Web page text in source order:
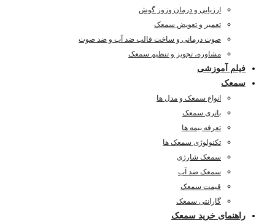
ارزیابی و درمان وزوز گوش
تعمیر و تعویض سمعک
صوت درمانی و ساخت قالب ضد آب و ضد صوت
مشاوره، تجویز و تنظیم سمعک
فیلم آموزشی
سمعک
انواع سمعک و مدل ها
باتری سمعک
تعرفه بیمه ها
تکنولوژی سمعک ها
سمعک شارژی
سمعک ضد آب
قیمت سمعک
گارانتی سمعک
راهنمای خرید سمعک